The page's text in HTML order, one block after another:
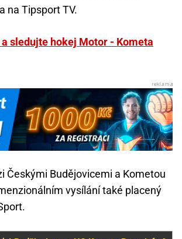
na Tipsport TV.
a sledujte hokej Motor - Kometa
Českými Budějovicemi a Kometou
vysílání také placený